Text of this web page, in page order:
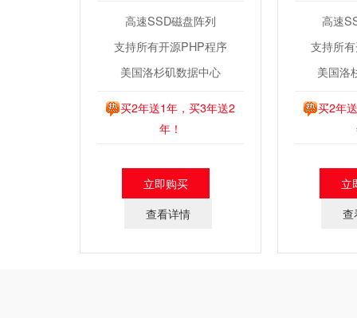
高速SSD磁盘阵列
支持所有开源PHP程序
美国洛杉矶数据中心
买2年送1年，买3年送2
年！
立即购买
查看详情
高速
支持所
美国洛
买2年
立
查